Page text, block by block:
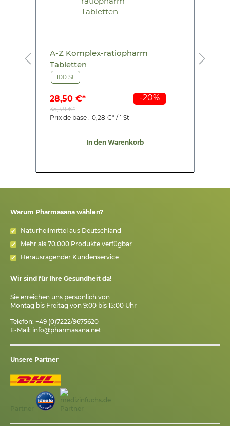
-20%
A-Z Komplex-ratiopharm
Tabletten
100 St
28,50 €*
35,49 €*
Prix de base : 0,28 €* / 1 St
In den Warenkorb
Warum Pharmasana wählen?
Naturheilmittel aus Deutschland
Mehr als 70.000 Produkte verfügbar
Herausragender Kundenservice
Wir sind für Ihre Gesundheit da!
Sie erreichen uns persönlich von
Montag bis Freitag von 9:00 bis 15:00 Uhr
Telefon: +49 (0)7222/9675620
E-Mail: info@pharmasana.net
Unsere Partner